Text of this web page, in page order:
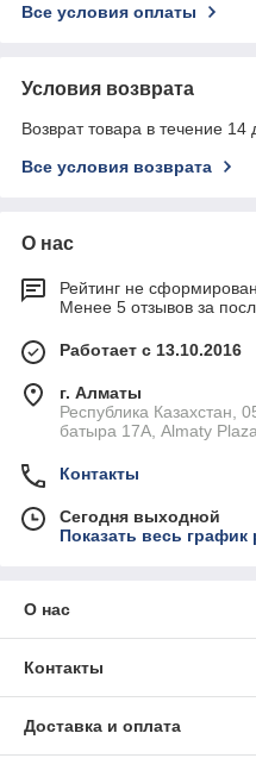
Все условия оплаты
Условия возврата
Возврат товара в течение 14
Все условия возврата
О нас
Рейтинг не сформирован
Менее 5 отзывов за
Работает с 13.10.2016
г. Алматы
Республика Казахстан,
батыра 17А, Almaty
Контакты
Сегодня выходной
Показать весь график
О нас
Контакты
Доставка и оплата